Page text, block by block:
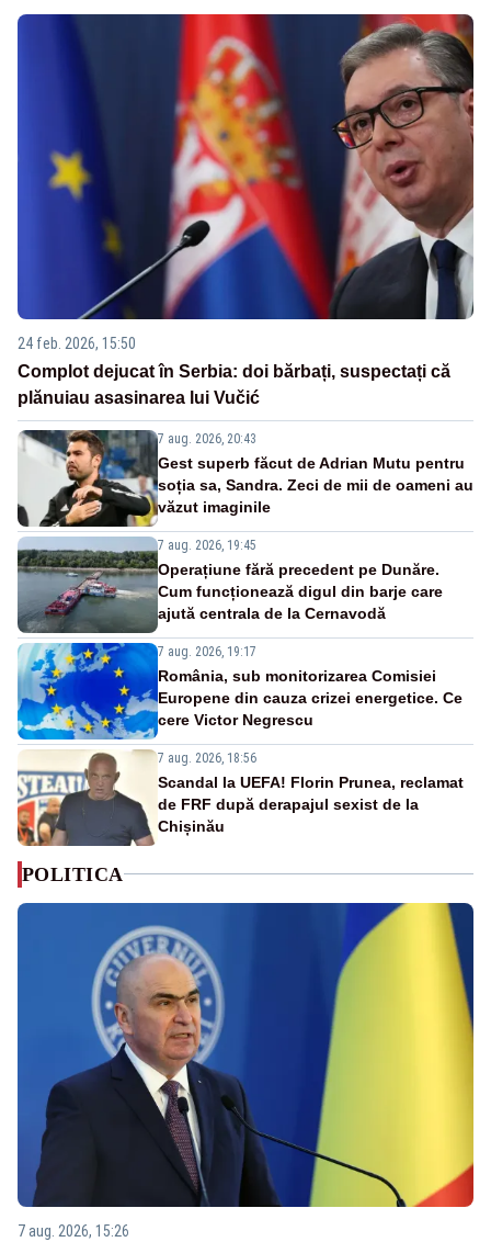
24 feb. 2026, 15:50
Complot dejucat în Serbia: doi bărbați, suspectați că
plănuiau asasinarea lui Vučić
7 aug. 2026, 20:43
Gest superb făcut de Adrian Mutu pentru
soția sa, Sandra. Zeci de mii de oameni au
văzut imaginile
7 aug. 2026, 19:45
Operațiune fără precedent pe Dunăre.
Cum funcționează digul din barje care
ajută centrala de la Cernavodă
7 aug. 2026, 19:17
România, sub monitorizarea Comisiei
Europene din cauza crizei energetice. Ce
cere Victor Negrescu
7 aug. 2026, 18:56
Scandal la UEFA! Florin Prunea, reclamat
de FRF după derapajul sexist de la
Chișinău
POLITICA
7 aug. 2026, 15:26